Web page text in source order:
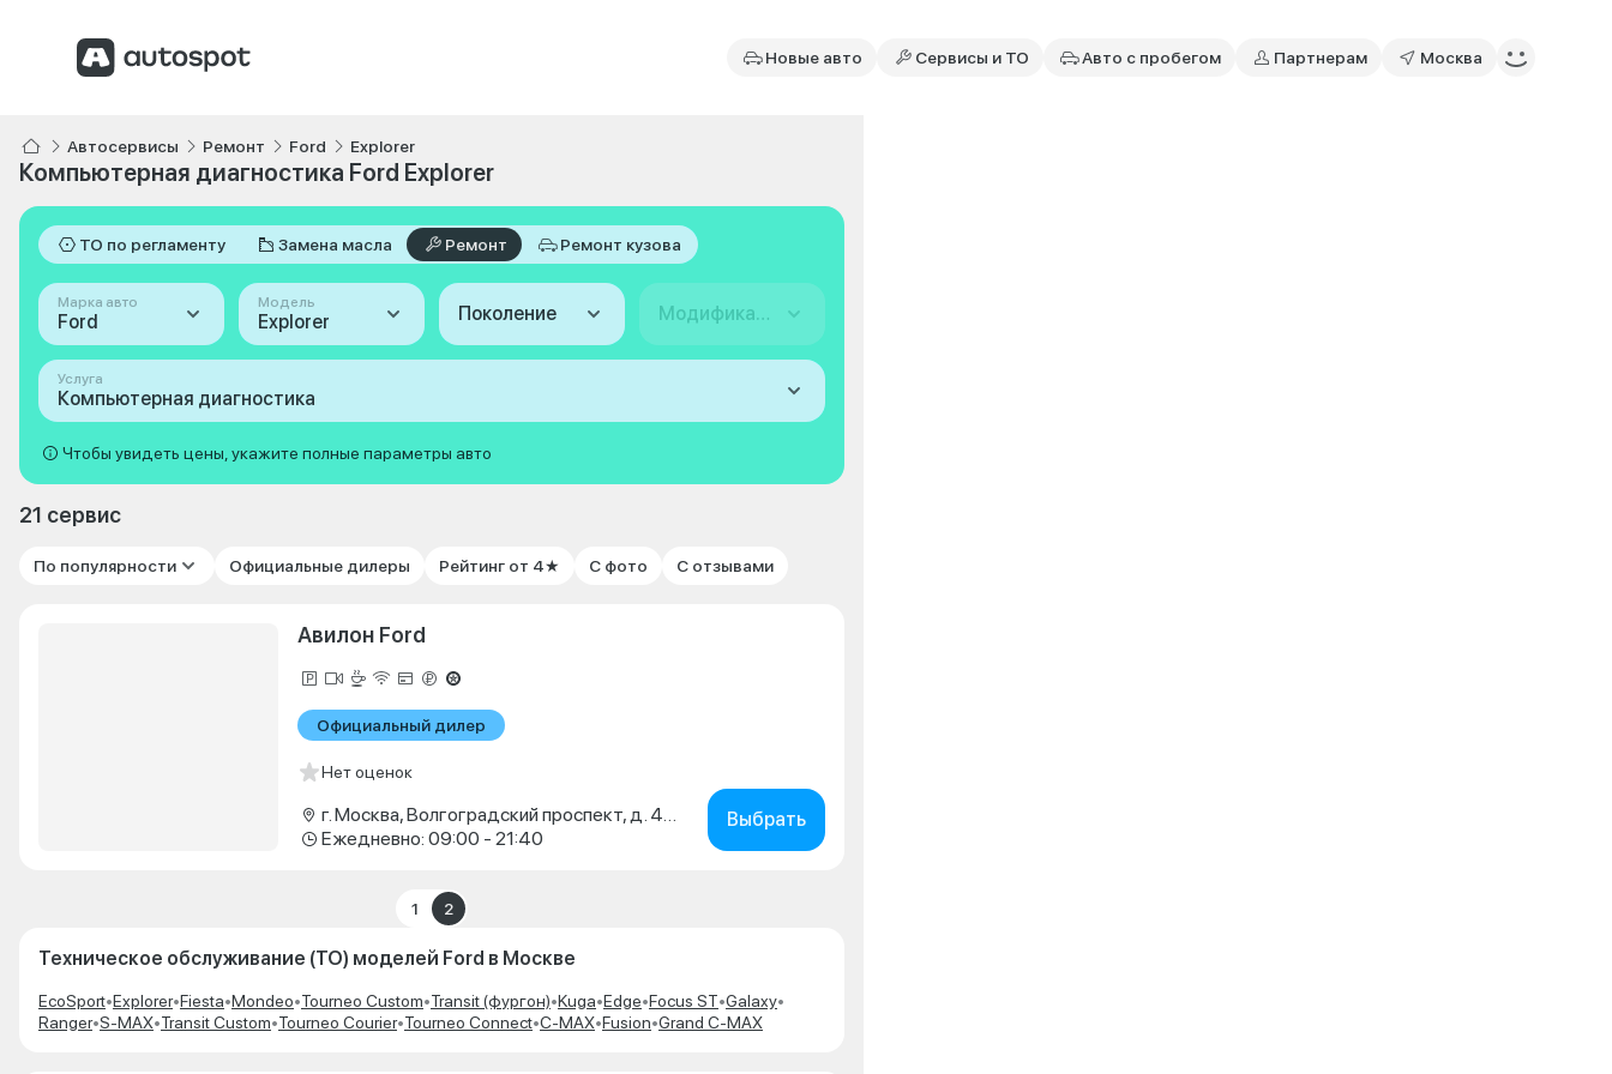
Новые авто Сервисы и ТО Авто с пробегом Партнерам Москва
Автосервисы Ремонт Ford Explorer
Компьютерная диагностика Ford Explorer
ТО по регламенту Замена масла Ремонт Ремонт кузова
Марка авто
Ford
Модель
Explorer Поколение Модификация
Услуга
Компьютерная диагностика
Чтобы увидеть цены, укажите полные параметры авто
21 сервис
По популярности Официальные дилеры Рейтинг от 4★ С фото С отзывами
Авилон Ford
Официальный дилер
Нет оценок
г. Москва, Волгоградский проспект, д. 43, корп. 1
Ежедневно: 09:00 - 21:40
Выбрать
1 2
Техническое обслуживание (ТО) моделей Ford в Москве
EcoSport•Explorer•Fiesta•Mondeo•Tourneo Custom•Transit (фургон)•Kuga•Edge•Focus ST•Galaxy•
Ranger•S-MAX•Transit Custom•Tourneo Courier•Tourneo Connect•C-MAX•Fusion•Grand C-MAX